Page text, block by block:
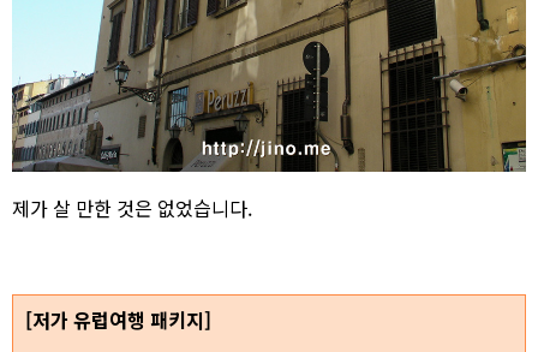
제가 살 만한 것은 없었습니다.
[저가 유럽여행 패키지]